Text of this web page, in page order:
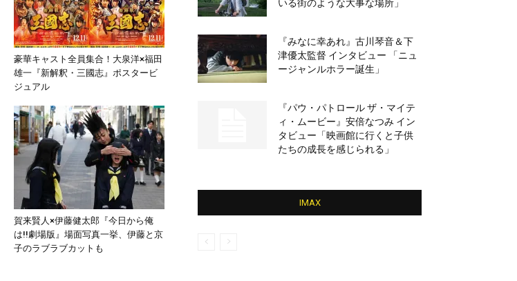
豪華キャスト全員集合！大泉洋×福田
雄一『新解釈・三國志』ポスタービ
ジュアル
賀来賢人×伊藤健太郎『今日から俺
は!!劇場版』場面写真一挙、伊藤と京
子のラブラブカットも
いる街のような大事な場所」
『みなに幸あれ』古川琴音＆下
津優太監督 インタビュー 「ニュ
ージャンルホラー誕生」
『パウ・パトロール ザ・マイテ
ィ・ムービー』安倍なつみ イン
タビュー「映画館に行くと子供
たちの成長を感じられる」
IMAX